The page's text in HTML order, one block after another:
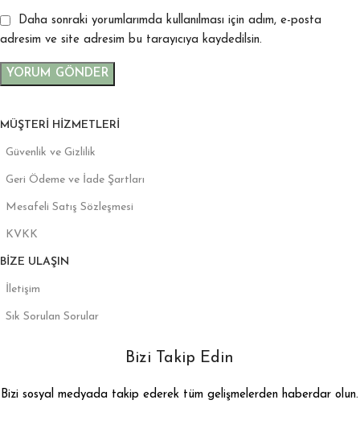
Daha sonraki yorumlarımda kullanılması için adım, e-posta
adresim ve site adresim bu tarayıcıya kaydedilsin.
MÜŞTERI HIZMETLERI
Güvenlik ve Gizlilik
Geri Ödeme ve İade Şartları
Mesafeli Satış Sözleşmesi
KVKK
BIZE ULAŞIN
İletişim
Sık Sorulan Sorular
Bizi Takip Edin
Bizi sosyal medyada takip ederek tüm gelişmelerden haberdar olun.